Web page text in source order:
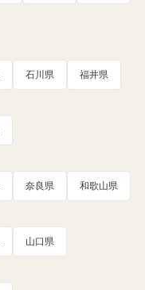
石川県 福井県
奈良県 和歌山県
山口県